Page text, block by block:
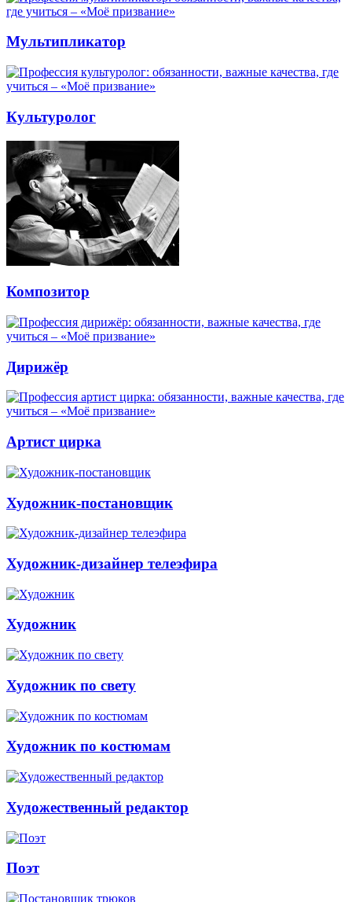
Мультипликатор
Культуролог
Композитор
Дирижёр
Артист цирка
Художник-постановщик
Художник-дизайнер телеэфира
Художник
Художник по свету
Художник по костюмам
Художественный редактор
Поэт